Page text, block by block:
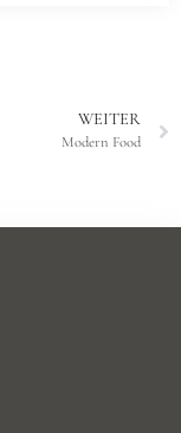
WEITER
Modern Food